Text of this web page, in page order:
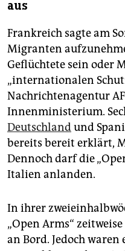
aus
Frankreich sagte am
Migranten
Geflüchtete sein oder
„internationalen
Nachrichtenagentur
Innenministerium.
Deutschlandund
bereits bereit erklärt,
Dennoch darf die
Italien anlanden.
In ihrer
„Open Arms“
an Bord. Jedoch